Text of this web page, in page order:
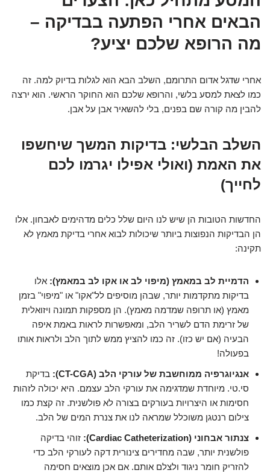
הבאים אחרי הפתעה בבדיקה –
מה הרופא שלכם יציע?
אחרי שדגל אדום התרומם, השלב הבא הוא לגלות בדיוק למה. זה
כמו לצאת למסע בלשי, והרופא שלכם הוא החוקר הראשי. הוא ירצה
להבין מה קורה שם בפנים, בלי להשאיר אבן על אבן.
השלב הבלשי: בדיקות המשך שיחשפו
את האמת (ואולי אפילו יגרמו לכם
לחייך)
החדשות הטובות הן שיש לנו היום שלל כלים מדהימים לאבחון. אלו
הן הבדיקות הנפוצות ביותר שיכולות לבוא אחרי בדיקת מאמץ לא
תקינה:
הדמיית לב במאמץ (מיפוי לב או אקו לב במאמץ): אלו
בדיקות מתקדמות יותר, שבהן מוסיפים לל"אקו" או "מיפוי" בזמן
מאמץ (או תרופה שמדמה מאמץ). הן מספקות תמונה ויזואלית
של זרימת הדם לשריר הלב, ומאפשרות לראות באמת איפה
הבעיה (אם יש כזו). זה כמו להציץ ממש לתוך הלב ולראות אותו
בפעולה!
אנגיוגרפיה ממוחשבת של עורקי הלב (CT-CGA):
בדיקת
סי.טי. מיוחדת שמדגימה את עורקי הלב עצמם. היא יכולה לזהות
חסימות או היצרויות בעורקים בצורה לא פולשנית. זה קצת כמו
צילום רנטגן משוכלל שמראה לנו את צנרת המים של הלב.
צנתור אבחוני (Cardiac Catheterization):
זוהי בדיקה
פולשנית יותר, שבה מחדירים צינורית דקה לעורקי הלב כדי
להזריק חומר ניגוד ולצלם אותם. אם אכן מוצאים חסימה